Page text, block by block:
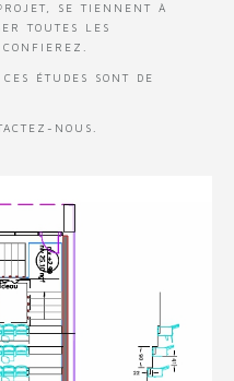
SE TIENNENT À
TOUTES LES
ÉTUDES SONT DE
NOUS.